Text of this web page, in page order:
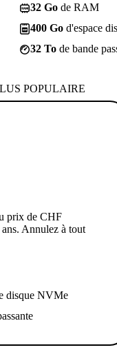
32 Go de RAM
400 Go d'espace
32 To de bande
POPULAIRE
prix de CHF
Annulez à tout
disque NVMe